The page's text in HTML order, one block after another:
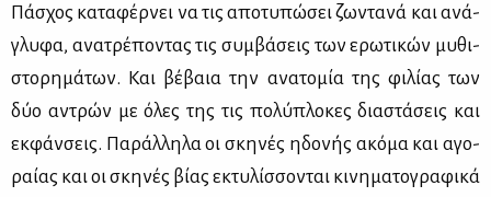
Πά­σχος κα­τα­φέρ­νει να τις απο­τυ­πώ­σει ζω­ντα­νά και ανά­
γλυ­φα, ανα­τρέ­πο­ντας τις συμ­βά­σεις των ερω­τι­κών μυ­θι­
στο­ρη­μά­των. Και βέ­βαια την ανα­το­μία της φι­λί­ας των
δύο αντρών με όλες της τις πο­λύ­πλο­κες δια­στά­σεις και
εκ­φάν­σεις. Πα­ράλ­λη­λα οι σκη­νές ηδο­νής ακό­μα και αγο­
ραί­ας και οι σκη­νές βί­ας εκτυ­λίσ­σο­νται κι­νη­μα­το­γρα­φι­κά